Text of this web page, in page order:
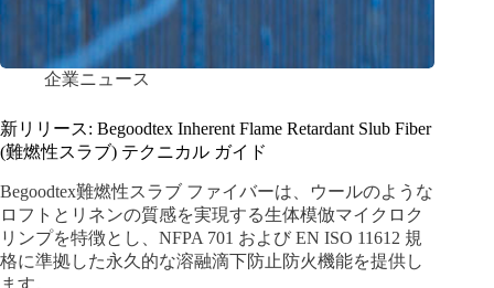
企業ニュース
新リリース: Begoodtex Inherent Flame Retardant Slub Fiber
(難燃性スラブ) テクニカル ガイド
Begoodtex難燃性スラブ ファイバーは、ウールのような
ロフトとリネンの質感を実現する生体模倣マイクロク
リンプを特徴とし、NFPA 701 および EN ISO 11612 規
格に準拠した永久的な溶融滴下防止防火機能を提供し
ます。